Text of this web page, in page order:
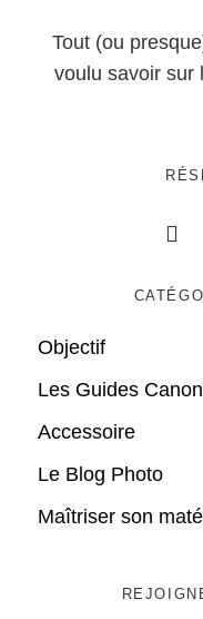
Tout (ou
voulu savoir sur
Objectif
Les Guides Canon
Accessoire
Le Blog Photo
Maîtriser son